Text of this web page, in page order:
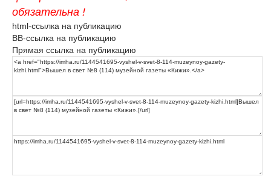
обязательна !
html-ссылка на публикацию
BB-ссылка на публикацию
Прямая ссылка на публикацию